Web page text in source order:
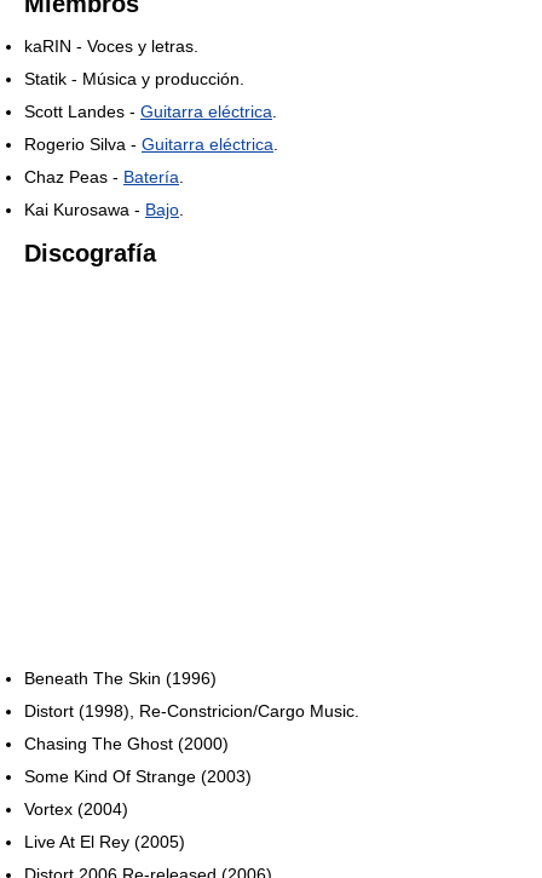
kaRIN - Voces y letras.
Statik - Música y producción.
Scott Landes - Guitarra eléctrica
Rogerio Silva - Guitarra eléctrica
Chaz Peas - Batería
Kai Kurosawa - Bajo
Discografía
Beneath The Skin (1996)
Distort (1998), Re-Constricion/Cargo Music.
Chasing The Ghost (2000)
Some Kind Of Strange (2003)
Vortex (2004)
Live At El Rey (2005)